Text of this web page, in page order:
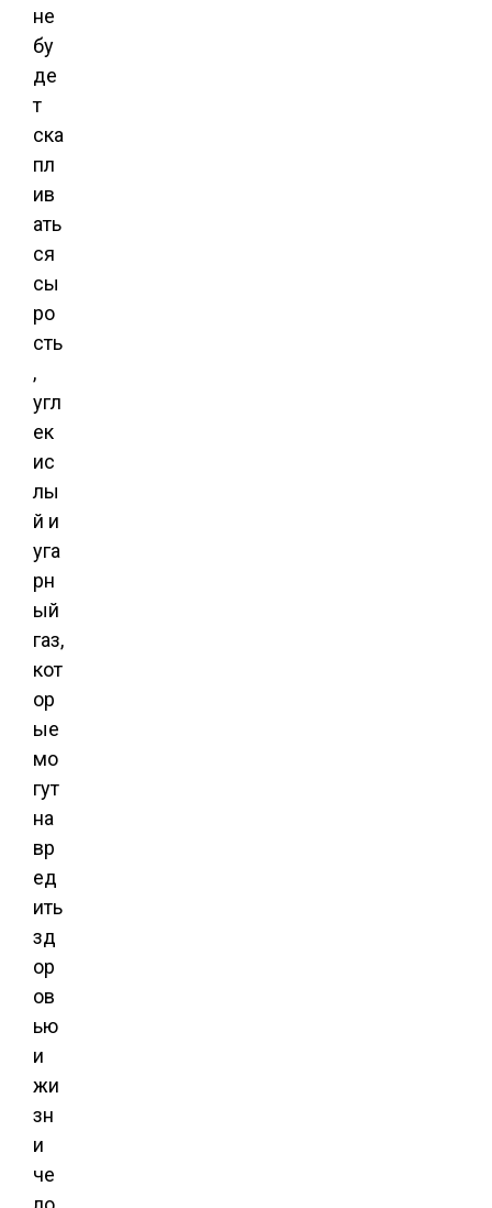
не
бу
де
т
ска
пл
ив
ать
ся
сы
ро
сть
,
угл
ек
ис
лы
й и
уга
рн
ый
газ,
кот
ор
ые
мо
гут
на
вр
ед
ить
зд
ор
ов
ью
и
жи
зн
и
че